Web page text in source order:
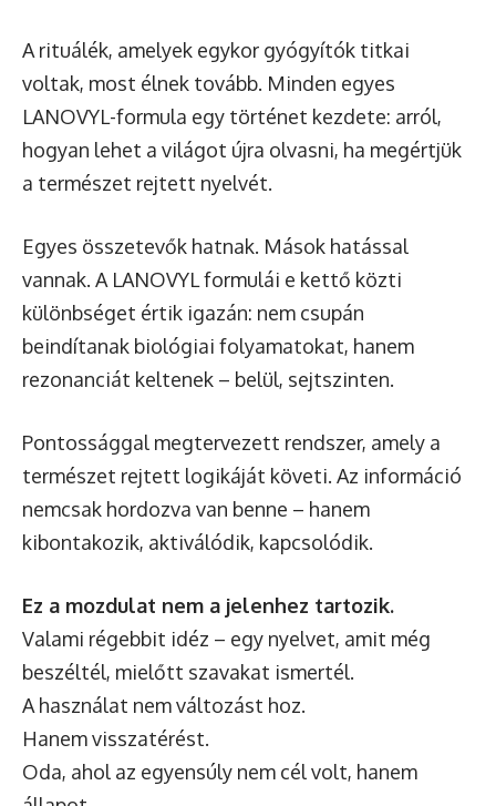
A rituálék, amelyek egykor gyógyítók titkai
voltak, most élnek tovább. Minden egyes
LANOVYL-formula egy történet kezdete: arról,
hogyan lehet a világot újra olvasni, ha megértjük
a természet rejtett nyelvét.
Egyes összetevők hatnak. Mások hatással
vannak. A LANOVYL formulái e kettő közti
különbséget értik igazán: nem csupán
beindítanak biológiai folyamatokat, hanem
rezonanciát keltenek – belül, sejtszinten.
Pontossággal megtervezett rendszer, amely a
természet rejtett logikáját követi. Az információ
nemcsak hordozva van benne – hanem
kibontakozik, aktiválódik, kapcsolódik.
Ez a mozdulat nem a jelenhez tartozik.
Valami régebbit idéz – egy nyelvet, amit még
beszéltél, mielőtt szavakat ismertél.
A használat nem változást hoz.
Hanem visszatérést.
Oda, ahol az egyensúly nem cél volt, hanem